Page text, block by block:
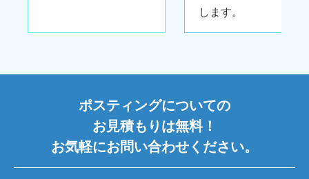
します。
ポスティングについての
お見積もりは無料！
お気軽にお問い合わせください。